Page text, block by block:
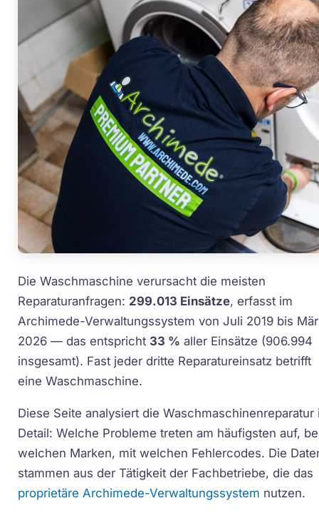
Die Waschmaschine verursacht die meisten
Reparaturanfragen: 299.013 Einsätze, erfasst im
Archimede-Verwaltungssystem von Juli 2019 bis
2026 — das entspricht 33 % aller Einsätze (906.994
insgesamt). Fast jeder dritte Reparatureinsatz betrifft
eine Waschmaschine.
Diese Seite analysiert die Waschmaschinenreparatur
Detail: Welche Probleme treten am häufigsten auf,
welchen Marken, mit welchen Fehlercodes. Die
stammen aus der Tätigkeit der Fachbetriebe, die das
proprietäre Archimede-Verwaltungssystem nutzen.